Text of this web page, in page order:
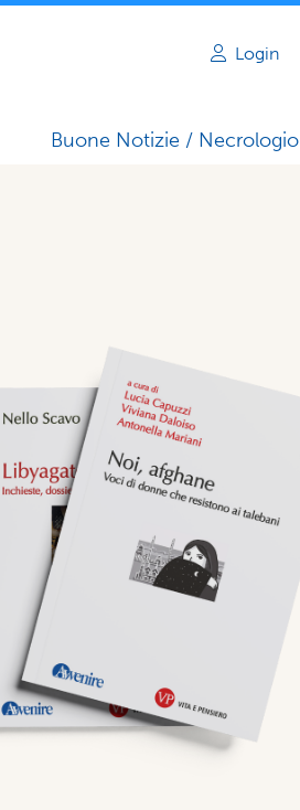
Login
Buone Notizie / Necrologio